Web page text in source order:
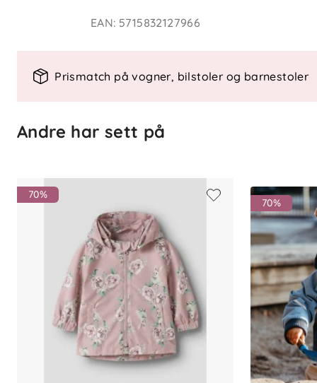
Glidelås i front
Refleksdetaljer
All-over print
Lerretsvev (plain weave)
Materiale
100 % resirkulert polyester
Vedlikehold
Vaskes etter anvisning på plagget.
farger for å bevare overflate og trykk.
EAN: 5715832127966
Prismatch på vogner, bilstoler og barnestoler
Andre har sett på
70%
70%